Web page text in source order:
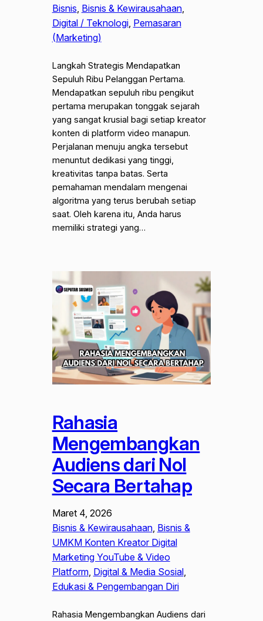
Bisnis Bisnis & Kewirausahaan
Digital / Teknologi, Pemasaran
(Marketing)
Langkah Strategis Mendapatkan
Sepuluh Ribu Pelanggan Pertama.
Mendapatkan sepuluh ribu pengikut
pertama merupakan tonggak sejarah
yang sangat krusial bagi setiap kreator
konten di platform video manapun.
Perjalanan menuju angka tersebut
menuntut dedikasi yang tinggi,
kreativitas tanpa batas. Serta
pemahaman mendalam mengenai
algoritma yang terus berubah setiap
saat. Oleh karena itu, Anda harus
memiliki strategi yang…
Rahasia
Mengembangkan
Audiens dari Nol
Secara Bertahap
Maret 4, 2026
Bisnis & Kewirausahaan, Bisnis &
UMKM Konten Kreator Digital
Marketing YouTube & Video
Platform, Digital & Media Sosial
Edukasi & Pengembangan Diri
Rahasia Mengembangkan Audiens dari